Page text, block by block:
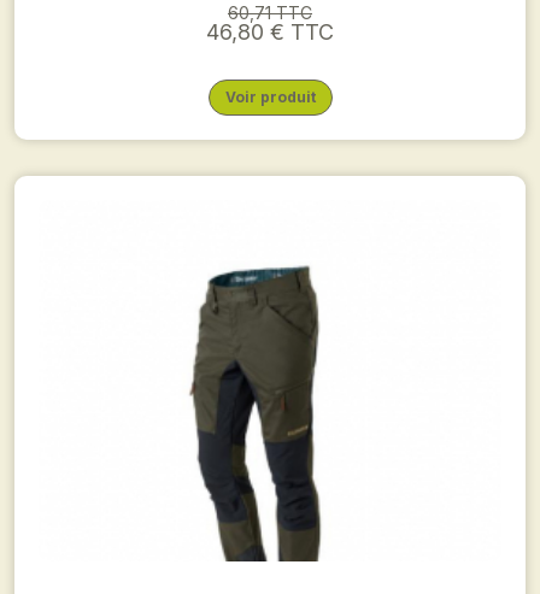
60,71 TTC
46,80 € TTC
Voir produit